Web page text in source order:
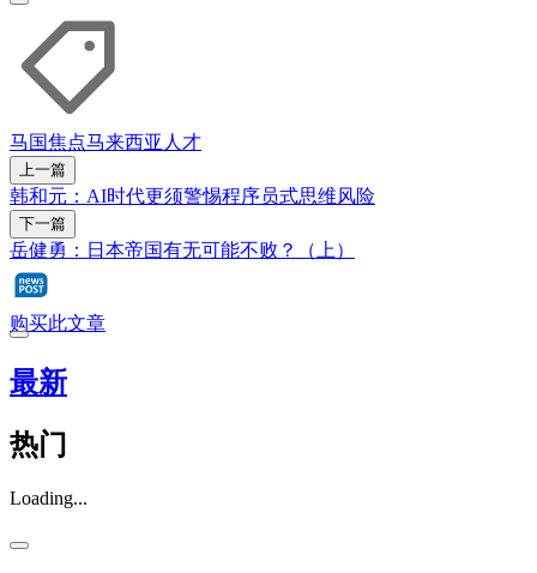
马国焦点马来西亚 人才
上一篇
韩和元：AI时代更须警惕程序员式思维风险
下一篇
岳健勇：日本帝国有无可能不败？（上）
购买此文章
最新
热门
Loading...